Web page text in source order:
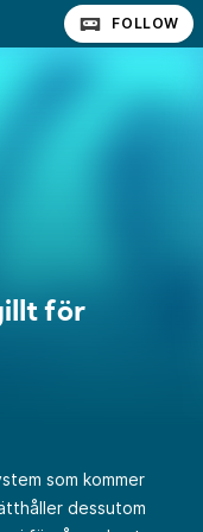
FOLLOW
för
som kommer
dessutom